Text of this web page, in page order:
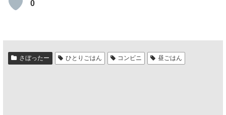
0
さぼったー ひとりごはん コンビニ 昼ごはん